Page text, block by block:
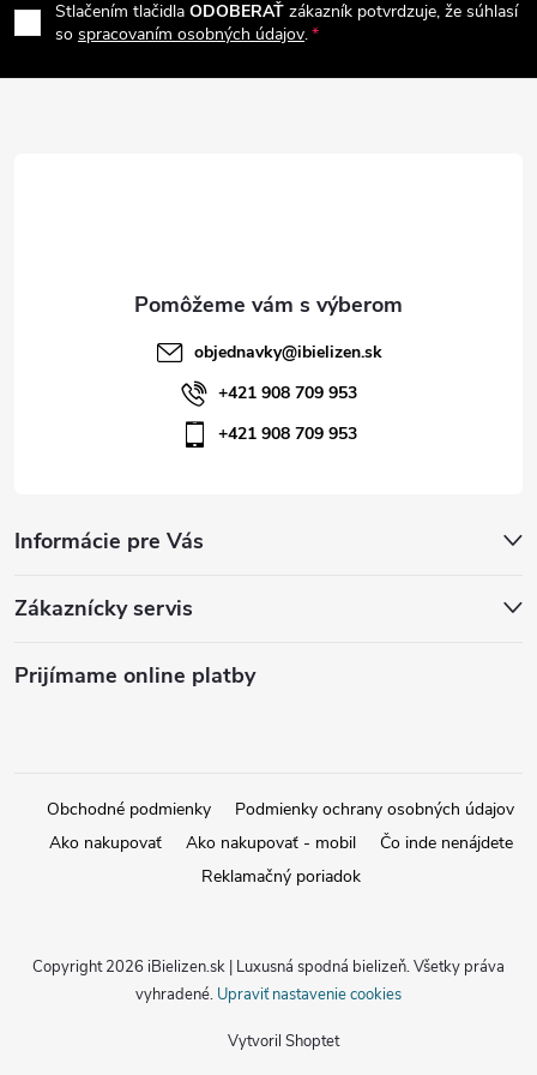
r
v
e
p
Stlačením tlačidla ODOBERAŤ zákazník potvrdzuje, že súhlasí
so spracovaním osobných údajov.
Informácie pre Vás
Zákaznícky servis
Prijímame online platby
objednavky@ibielizen.sk
+421 908 709 953
+421 908 709 953
Obchodné podmienky
Podmienky ochrany osobných údajov
Ako nakupovať
Ako nakupovať - mobil
Čo inde nenájdete
Reklamačný poriadok
Vytvoril Shoptet
Copyright 2026 iBielizen.sk | Luxusná spodná bielizeň. Všetky práva
vyhradené. Upraviť nastavenie cookies